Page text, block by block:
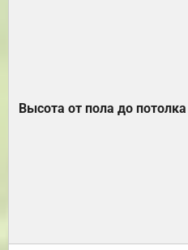
Высота от пола до потолка